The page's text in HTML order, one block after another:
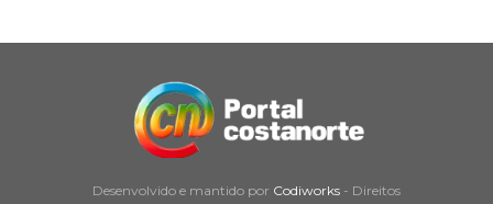
Desenvolvido e mantido por Codiworks - Direitos